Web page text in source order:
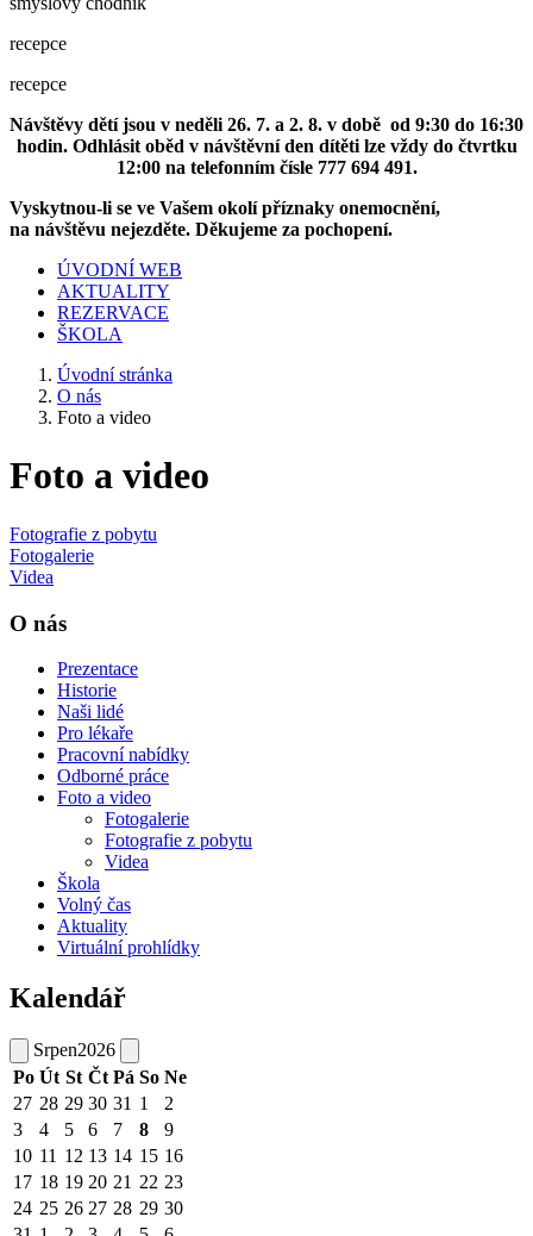
recepce
recepce
Návštěvy dětí jsou v neděli 26. 7. a 2. 8. v době od 9:30 do 16:30
hodin. Odhlásit oběd v návštěvní den dítěti lze vždy do čtvrtku
12:00 na telefonním čísle 777 694 491.
Vyskytnou-li se ve Vašem okolí příznaky onemocnění,
na návštěvu nejezděte. Děkujeme za pochopení.
ÚVODNÍ WEB
AKTUALITY
REZERVACE
ŠKOLA
Úvodní stránka
O nás
Foto a video
Foto a video
Fotografie z pobytu
Fotogalerie
Videa
O nás
Prezentace
Historie
Naši lidé
Pro lékaře
Pracovní nabídky
Odborné práce
Foto a video
Fotogalerie
Fotografie z pobytu
Videa
Škola
Volný čas
Aktuality
Virtuální prohlídky
Kalendář
Srpen2026
Po Út St Čt Pá So Ne
27 28 29 30 31 1
2
3
4 5 6 7 8
9
10 11 12 13 14 15 16
17 18 19 20 21 22 23
24 25 26 27 28 29 30